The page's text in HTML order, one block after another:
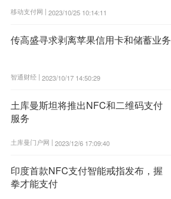
移动支付网 | 2023/10/25 10:14:11
传高盛寻求剥离苹果信用卡和储蓄业务
智通财经 | 2023/10/17 14:50:29
土库曼斯坦将推出NFC和二维码支付
服务
土库曼门户网 | 2023/12/6 17:09:40
印度首款NFC支付智能戒指发布，握
拳才能支付